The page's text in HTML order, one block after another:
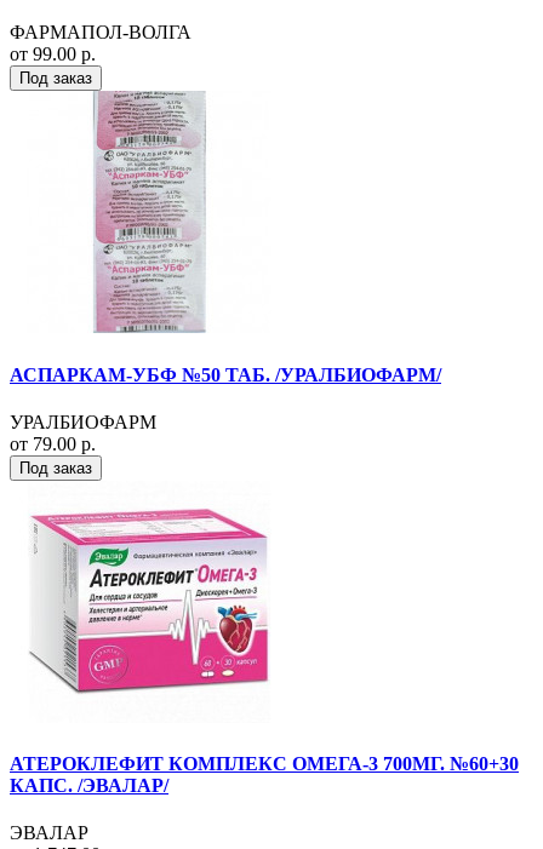
ФАРМАПОЛ-ВОЛГА
от 99.00 р.
Под заказ
АСПАРКАМ-УБФ №50 ТАБ. /УРАЛБИОФАРМ/
УРАЛБИОФАРМ
от 79.00 р.
Под заказ
АТЕРОКЛЕФИТ КОМПЛЕКС ОМЕГА-3 700МГ. №60+30
КАПС. /ЭВАЛАР/
ЭВАЛАР